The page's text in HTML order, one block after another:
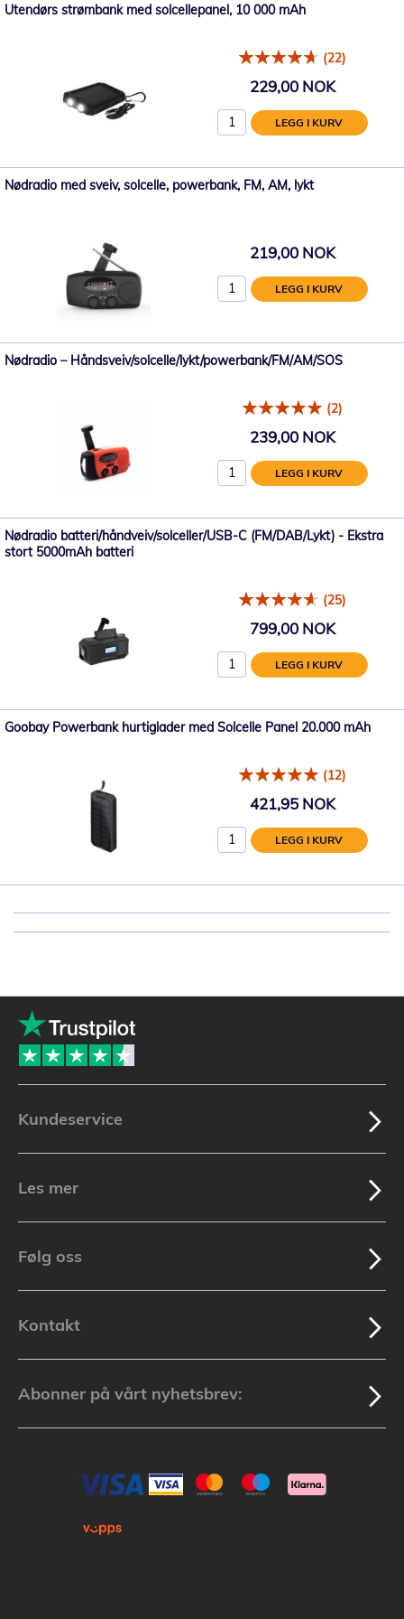
Utendørs strømbank med solcellepanel, 10 000 mAh
(22)
229,00 NOK
LEGG I KURV
Nødradio med sveiv, solcelle, powerbank, FM, AM, lykt
219,00 NOK
LEGG I KURV
Nødradio – Håndsveiv/solcelle/lykt/powerbank/FM/AM/SOS
(2)
239,00 NOK
LEGG I KURV
Nødradio batteri/håndveiv/solceller/USB-C (FM/DAB/Lykt) - Ekstra
stort 5000mAh batteri
(25)
799,00 NOK
LEGG I KURV
Goobay Powerbank hurtiglader med Solcelle Panel 20.000 mAh
(12)
421,95 NOK
LEGG I KURV
Kundeservice
Les mer
Følg oss
Kontakt
Abonner på vårt nyhetsbrev: